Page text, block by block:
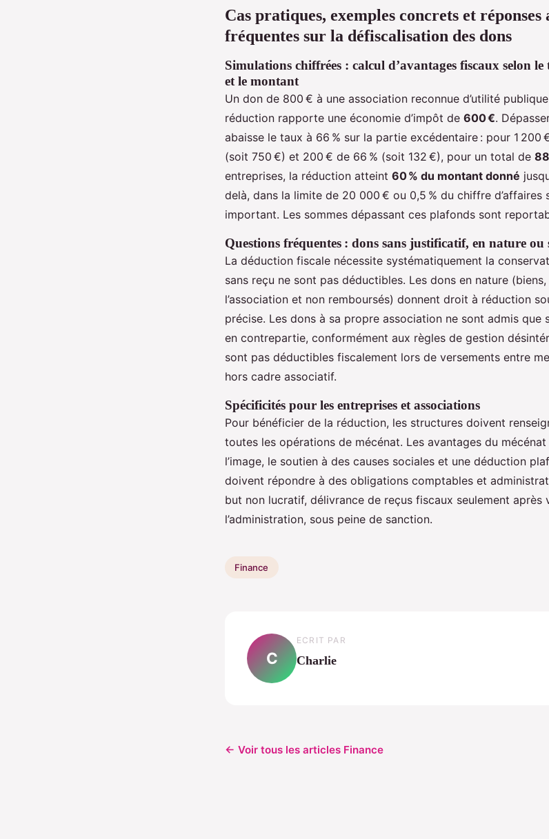
Cas pratiques, exemples concrets et réponses
fréquentes sur la défiscalisation des dons
Simulations chiffrées : calcul d’avantages fiscaux selon
et le montant
Un don de 800 € à une association reconnue d’utilité
réduction rapporte une économie d’impôt de 600 €.
abaisse le taux à 66 % sur la partie excédentaire : pour 1 200
(soit 750 €) et 200 € de 66 % (soit 132 €), pour un total de
entreprises, la réduction atteint 60 % du montant donné
delà, dans la limite de 20 000 € ou 0,5 % du chiffre d’affaires
important. Les sommes dépassant ces plafonds sont
Questions fréquentes : dons sans justificatif, en nature
La déduction fiscale nécessite systématiquement la
sans reçu ne sont pas déductibles. Les dons en nature
l’association et non remboursés) donnent droit à réduction
précise. Les dons à sa propre association ne sont admis que
en contrepartie, conformément aux règles de gestion
sont pas déductibles fiscalement lors de versements entre
hors cadre associatif.
Spécificités pour les entreprises et associations
Pour bénéficier de la réduction, les structures doivent
toutes les opérations de mécénat. Les avantages du
l’image, le soutien à des causes sociales et une déduction
doivent répondre à des obligations comptables et
but non lucratif, délivrance de reçus fiscaux seulement
l’administration, sous peine de sanction.
Finance
C
ECRIT PAR
Charlie
← Voir tous les articles Finance